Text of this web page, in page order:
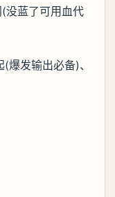
没蓝了可用血代
爆发输出必备)、